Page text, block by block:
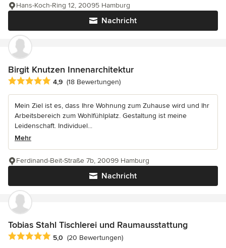
Nachricht
Hans-Koch-Ring 12, 20095 Hamburg
Birgit Knutzen Innenarchitektur
Durchschnittliche Bewertung: 4.9 von 5 Sternen
4,9 (18 Bewertungen)
Mein Ziel ist es, dass Ihre Wohnung zum Zuhause wird und Ihr
Arbeitsbereich zum Wohlfühlplatz. Gestaltung ist meine
Leidenschaft. Individuel...
Mehr
Nachricht
Ferdinand-Beit-Straße 7b, 20099 Hamburg
Tobias Stahl Tischlerei und Raumausstattung
Durchschnittliche Bewertung: 5 von 5 Sternen
5,0 (20 Bewertungen)